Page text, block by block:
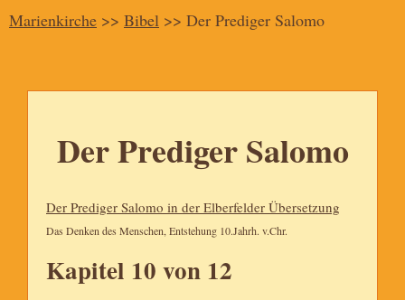
Der Prediger Salomo
Der Prediger Salomo in der Elberfelder Übersetzung
Das Denken des Menschen, Entstehung 10.Jahrh. v.Chr.
Kapitel 10 von 12
Marienkirche >> Bibel >> Der Prediger Salomo